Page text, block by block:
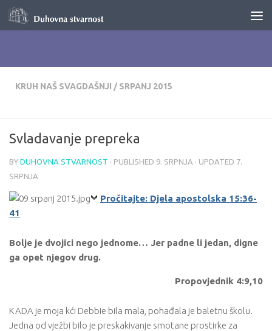
Skip to content
KRUH NAŠ SVAGDAŠNJI / SRPANJ 2015
Svladavanje prepreka
BY DUHOVNA STVARNOST · PUBLISHED 9. SRPNJA · UPDATED 7.
SRPNJA
Pročitajte: Djela apostolska 15:36-
41
Bolje je dvojici nego jednome… Jer padne li jedan, digne
ga opet njegov drug.
Propovjednik 4:9,10
KADA je moja kći Debbie bila mala, pohađala je baletnu školu.
Jedna od vježbi bilo je preskakivanje smotane prostirke za